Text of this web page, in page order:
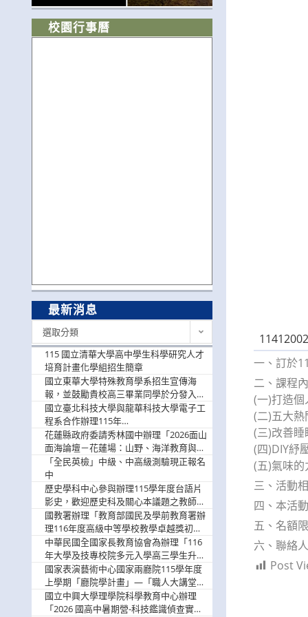
一、訂於
二、課程
(一)打造
(二)五大
(三)改善
(四)DIY紓
(五)氣味
三、活動
四、本活
五、名額
六、聯絡
Post
校園行事曆
最新消息
選取分類
115 國立清華大學高中學生科學研究人才
培育計畫化學組招生簡章
國立東華大學特殊教育學系招生宣傳海
報，並鼓勵貴校高三畢業同學於分發入學
階段踴躍選填。
國立臺北科技大學與龍華科技大學電子工
程系合作辦理115年
「115.08.10~08.12「AI賦能應用於智慧半
導體研習營」，歡迎學生踴躍報名參加
花蓮縣政府委請秀林國中辦理「2026面山
面海論壇－花蓮場：山野、海洋教育與戶
外安全實務課程」，歡迎踴躍報名參加
「全民英檢」中級、中高級測驗現正報名
中
歷史學科中心參與辦理115學年度台語片
影史，歡迎歷史科及關心本議題之教師踴
躍報名參加
國教署辦理「教育部國民及學前教育署辦
理116年度高級中等學校教學卓越獎初選
實施計畫」，鼓勵教師踴躍報名
中華民國全國家長教育協會為辦理「116
年大學及技專校院多元入學高三學生升學
輔導家長說明會」
國家表演藝術中心國家兩廳院115學年度
上學期「廳院學計畫」—「職人大講堂」
及「一日體驗課程」，鼓勵踴躍報名參
與。
國立中興大學理學院科學教育中心辦理
「2026 國高中暑期營-科技鑑識偵查實戰